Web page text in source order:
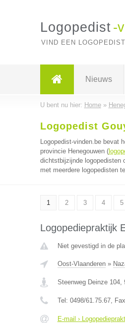
Logopedist -
VIND EEN
Nieuws
U bent nu hier: Home»
Logopedist
Logopedist-vinden.be bevat
provincie Henegouwen (
dichtstbijzijnde logopedisten
met meerdere logopedisten
1 2 3 4 5
Logopediepraktijk
Niet gevestigd in de
Oost-Vlaanderen»
Steenweg Deinze 104,
Tel: 0498/61.75.67,
E-mail ›